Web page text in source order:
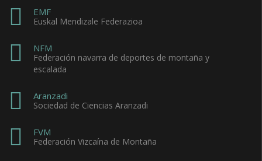
EMF
Euskal Mendizale Federazioa
NFM
Federación navarra de deportes de montaña y
escalada
Aranzadi
Sociedad de Ciencias Aranzadi
FVM
Federación Vizcaína de Montaña